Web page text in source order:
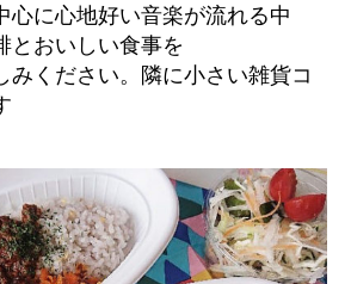
心に心地好い音楽が流れる中
とおいしい食事を
みください。隣に小さい雑貨コ